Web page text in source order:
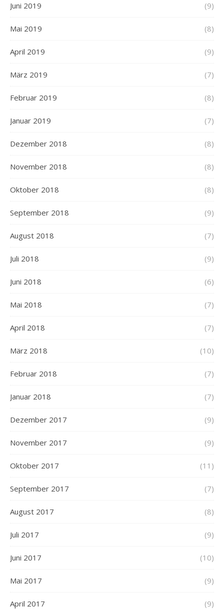
Juni 2019 (9)
Mai 2019 (8)
April 2019 (9)
März 2019 (7)
Februar 2019 (8)
Januar 2019 (7)
Dezember 2018 (8)
November 2018 (8)
Oktober 2018 (8)
September 2018 (9)
August 2018 (7)
Juli 2018 (9)
Juni 2018 (6)
Mai 2018 (7)
April 2018 (7)
März 2018 (10)
Februar 2018 (7)
Januar 2018 (7)
Dezember 2017 (9)
November 2017 (9)
Oktober 2017 (11)
September 2017 (7)
August 2017 (8)
Juli 2017 (9)
Juni 2017 (10)
Mai 2017 (9)
April 2017 (9)